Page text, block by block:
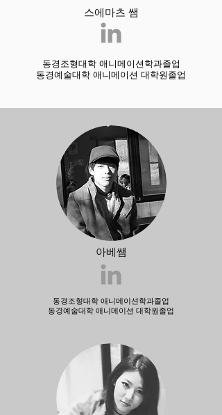
스에마츠 쌤
동경조형대학 애니메이션학과졸업
동경예술대학 애니메이션 대학원졸업
아베쌤
동경조형대학 애니메이션학과졸업
동경예술대학 애니메이션 대학원졸업